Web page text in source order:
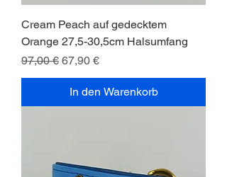
Cream Peach auf gedecktem
Orange 27,5-30,5cm Halsumfang
Standardpreis
97,00 € Sale-Preis
67,90 €
In den Warenkorb